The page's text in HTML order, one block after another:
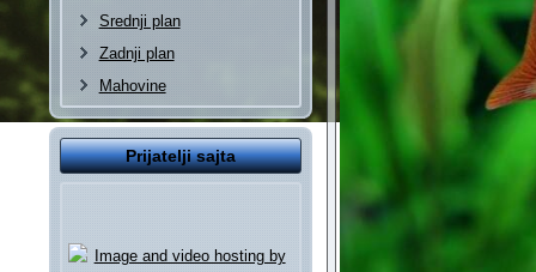
Srednji plan
Zadnji plan
Mahovine
Prijatelji sajta